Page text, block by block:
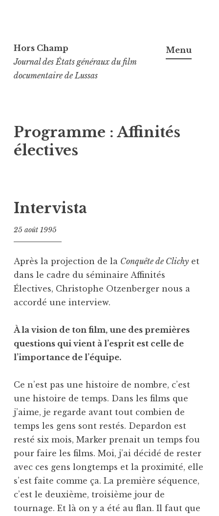
au
contenu
principal
Hors Champ
Journal des États généraux du film
documentaire de Lussas
Menu
Programme : Affinités
électives
Intervista
25 août 1995
Après la projection de la Conquête de Clichy et
dans le cadre du séminaire Affinités
Électives, Christophe Otzenberger nous a
accordé une interview.
À la vision de ton film, une des premières
questions qui vient à l’esprit est celle de
l’importance de l’équipe.
Ce n’est pas une histoire de nombre, c’est
une histoire de temps. Dans les films que
j’aime, je regarde avant tout combien de
temps les gens sont restés. Depardon est
resté six mois, Marker prenait un temps fou
pour faire les films. Moi, j’ai décidé de rester
avec ces gens longtemps et la proximité, elle
s’est faite comme ça. La première séquence,
c’est le deuxième, troisième jour de
tournage. Et là on y a été au flan. Il faut que